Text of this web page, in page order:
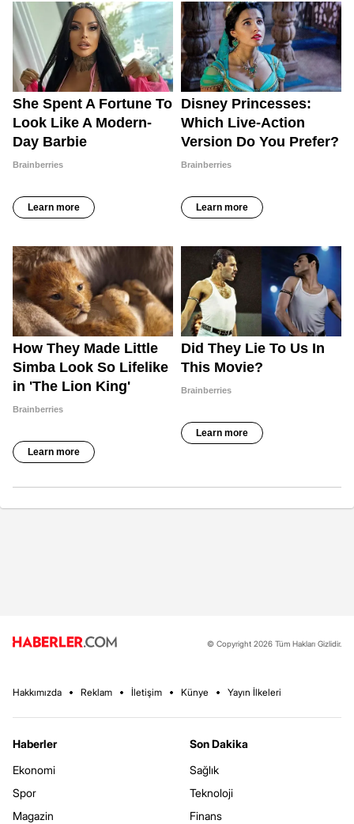
© Copyright 2026 Tüm Hakları Gizlidir.
Hakkımızda Reklam İletişim Künye Yayın İlkeleri
Haberler
Ekonomi
Spor
Magazin
Son Dakika
Sağlık
Teknoloji
Finans